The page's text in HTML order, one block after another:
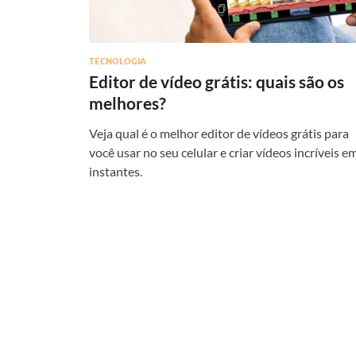
TECNOLOGIA
Editor de vídeo grátis: quais são os
melhores?
Veja qual é o melhor editor de vídeos grátis para
você usar no seu celular e criar vídeos incríveis
instantes.